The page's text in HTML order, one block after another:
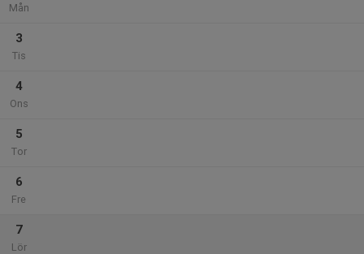
Mån
3
Tis
4
Ons
5
Tor
6
Fre
7
Lör